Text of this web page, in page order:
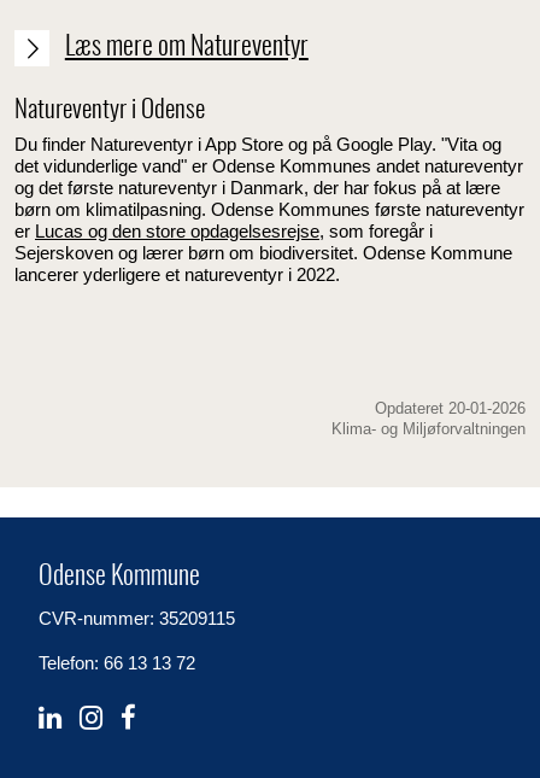
Læs mere om Natureventyr
Natureventyr i Odense
Du finder Natureventyr i App Store og på Google Play. "Vita og
det vidunderlige vand" er Odense Kommunes andet natureventyr
og det første natureventyr i Danmark, der har fokus på at lære
børn om klimatilpasning. Odense Kommunes første natureventyr
er Lucas og den store opdagelsesrejse, som foregår i
Sejerskoven og lærer børn om biodiversitet. Odense Kommune
lancerer yderligere et natureventyr i 2022.
Opdateret 20-01-2026
Klima- og Miljøforvaltningen
Odense Kommune
CVR-nummer: 35209115
Telefon: 66 13 13 72